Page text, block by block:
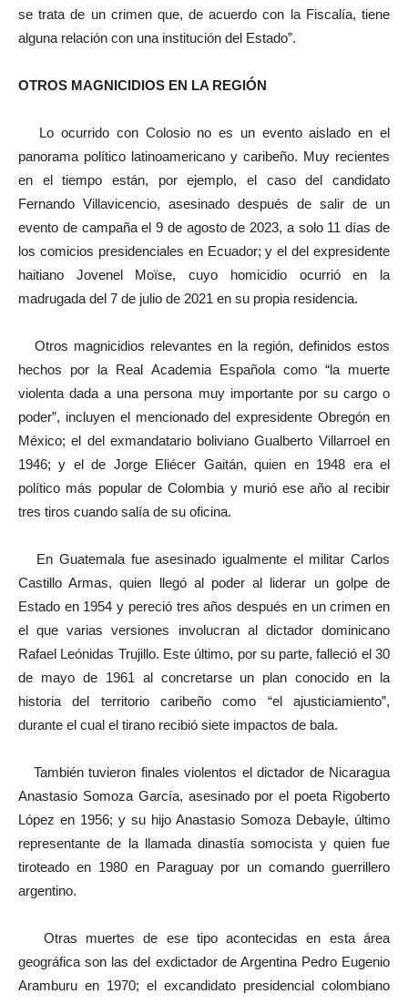
se trata de un crimen que, de acuerdo con la Fiscalía, tiene
alguna relación con una institución del Estado”.
OTROS MAGNICIDIOS EN LA REGIÓN
Lo ocurrido con Colosio no es un evento aislado en el
panorama político latinoamericano y caribeño. Muy recientes
en el tiempo están, por ejemplo, el caso del candidato
Fernando Villavicencio, asesinado después de salir de un
evento de campaña el 9 de agosto de 2023, a solo 11 días de
los comicios presidenciales en Ecuador; y el del expresidente
haitiano Jovenel Moïse, cuyo homicidio ocurrió en la
madrugada del 7 de julio de 2021 en su propia residencia.
Otros magnicidios relevantes en la región, definidos estos
hechos por la Real Academia Española como “la muerte
violenta dada a una persona muy importante por su cargo o
poder”, incluyen el mencionado del expresidente Obregón en
México; el del exmandatario boliviano Gualberto Villarroel en
1946; y el de Jorge Eliécer Gaitán, quien en 1948 era el
político más popular de Colombia y murió ese año al recibir
tres tiros cuando salía de su oficina.
En Guatemala fue asesinado igualmente el militar Carlos
Castillo Armas, quien llegó al poder al liderar un golpe de
Estado en 1954 y pereció tres años después en un crimen en
el que varias versiones involucran al dictador dominicano
Rafael Leónidas Trujillo. Este último, por su parte, falleció el 30
de mayo de 1961 al concretarse un plan conocido en la
historia del territorio caribeño como “el ajusticiamiento”,
durante el cual el tirano recibió siete impactos de bala.
También tuvieron finales violentos el dictador de Nicaragua
Anastasio Somoza García, asesinado por el poeta Rigoberto
López en 1956; y su hijo Anastasio Somoza Debayle, último
representante de la llamada dinastía somocista y quien fue
tiroteado en 1980 en Paraguay por un comando guerrillero
argentino.
Otras muertes de ese tipo acontecidas en esta área
geográfica son las del exdictador de Argentina Pedro Eugenio
Aramburu en 1970; el excandidato presidencial colombiano